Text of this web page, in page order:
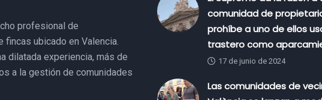
profesional de
fincas ubicado en Valencia.
dilatada experiencia, más de
a la gestión de comunidades
comunidad de
prohíbe a uno de ellos
trastero como
17 de junio de 2024
Las comunidades de